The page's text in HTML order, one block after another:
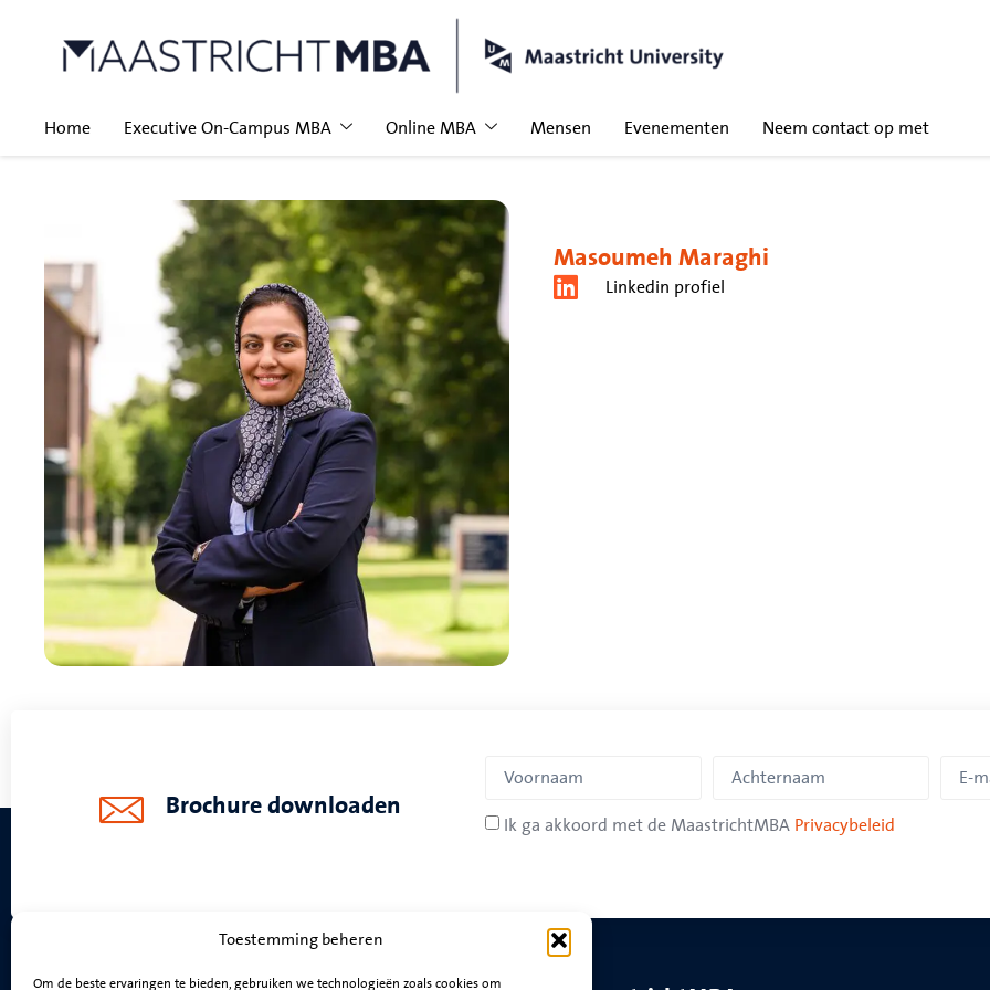
Toestemming beheren
Om de beste ervaringen te bieden, gebruiken we technologieën zoals cookies om
Home Executive On-Campus MBA Online MBA Mensen Evenementen
Neem contact op met
Masoumeh Maraghi
Linkedin profiel
Brochure downloaden
Ik ga akkoord met de MaastrichtMBA Privacybeleid